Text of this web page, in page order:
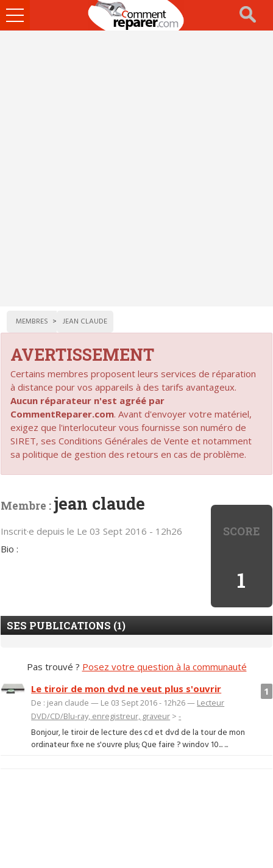
Ouvrir
le
MEMBRES JEAN CLAUDE
AVERTISSEMENT
Certains membres proposent leurs services de réparation
à distance pour vos appareils à des tarifs avantageux.
Aucun réparateur n'est agréé par
CommentReparer.com. Avant d'envoyer votre matériel,
exigez que l'interlocuteur vous fournisse son numéro de
SIRET, ses Conditions Générales de Vente et notamment
sa politique de gestion des retours en cas de problème.
SCORE
1
Membre : jean claude
Inscrit·e depuis le Le 03 Sept 2016 - 12h26
Bio :
SES PUBLICATIONS (1)
Pas trouvé ? Posez votre question à la communauté
1
Le tiroir de mon dvd ne veut plus s'ouvrir
De : jean claude — Le 03 Sept 2016 - 12h26 — Lecteur
DVD/CD/Blu-ray, enregistreur, graveur >-
Bonjour, le tiroir de lecture des cd et dvd de la tour de mon
ordinateur fixe ne s'ouvre plus; Que faire ? windov 10... ...